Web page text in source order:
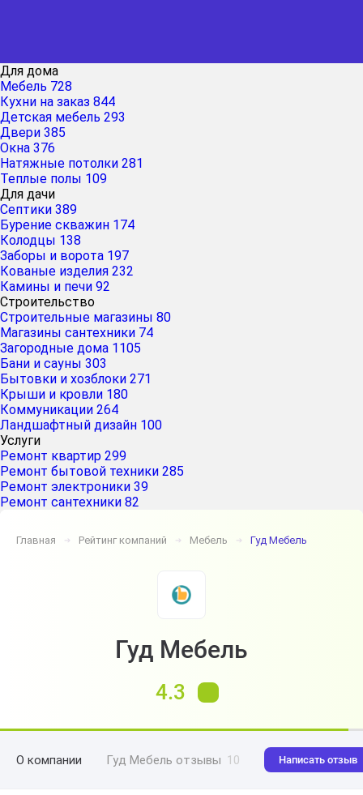
Для дома
Мебель 728
Кухни на заказ 844
Детская мебель 293
Двери 385
Окна 376
Натяжные потолки 281
Теплые полы 109
Для дачи
Септики 389
Бурение скважин 174
Колодцы 138
Заборы и ворота 197
Кованые изделия 232
Камины и печи 92
Строительство
Строительные магазины 80
Магазины сантехники 74
Загородные дома 1105
Бани и сауны 303
Бытовки и хозблоки 271
Крыши и кровли 180
Коммуникации 264
Ландшафтный дизайн 100
Услуги
Ремонт квартир 299
Ремонт бытовой техники 285
Ремонт электроники 39
Ремонт сантехники 82
Главная ➔ Рейтинг компаний ➔ Мебель ➔ Гуд Мебель
Гуд Мебель
4.3
О компании Гуд Мебель отзывы 10 Написать отзыв